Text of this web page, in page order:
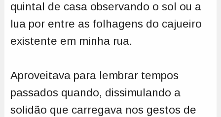
quintal de casa observando o sol ou a
lua por entre as folhagens do cajueiro
existente em minha rua.
Aproveitava para lembrar tempos
passados quando, dissimulando a
solidão que carregava nos gestos de